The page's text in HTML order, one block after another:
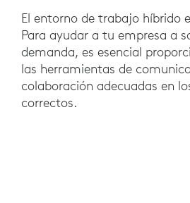
El entorno de trabajo híbrido
Para ayudar a tu empresa a
demanda, es esencial
las herramientas de
colaboración adecuadas en
correctos.